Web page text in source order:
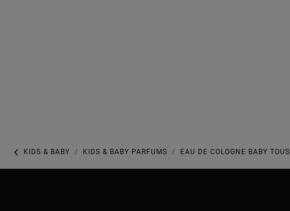
KIDS & BABY KIDS & BABY PARFUMS EAU DE COLOGNE BABY TOUS